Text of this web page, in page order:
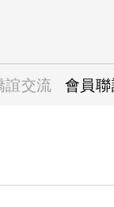
誼交流 會員聯